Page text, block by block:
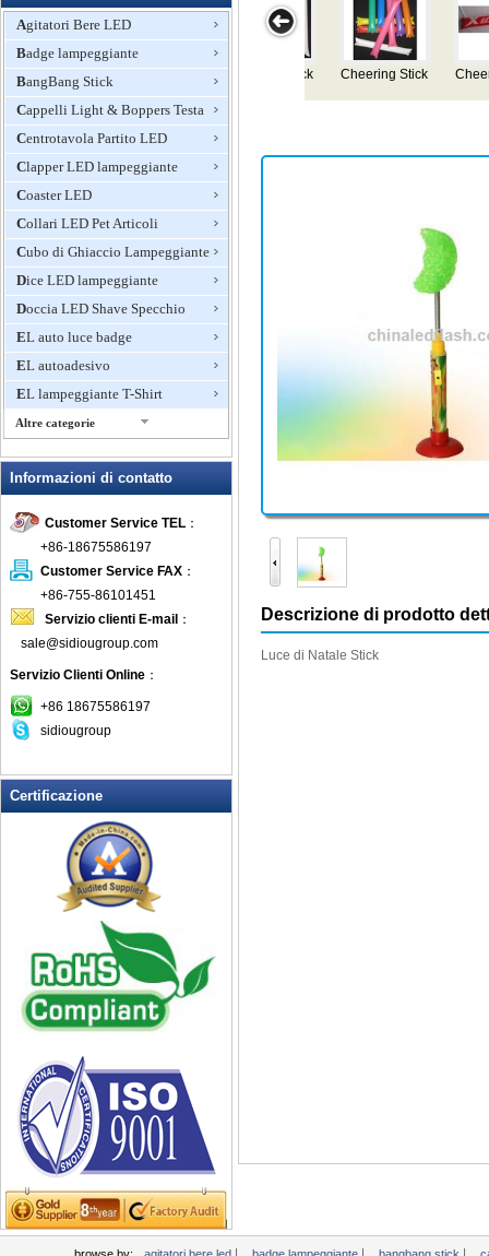
Agitatori Bere LED
Badge lampeggiante
BangBang Stick
Cappelli Light & Boppers Testa
Centrotavola Partito LED
Clapper LED lampeggiante
Coaster LED
Collari LED Pet Articoli
Cubo di Ghiaccio Lampeggiante
Dice LED lampeggiante
Doccia LED Shave Specchio
EL auto luce badge
EL autoadesivo
EL lampeggiante T-Shirt
Altre categorie
Up novità
Glow Bracciali
Glow Sticks
Ice Bucket LED
Lampeggiante Anello
Lampeggiante boccali di birra
Lampeggiante Collana
Lampeggiante doccia rubinetto
Lampeggiante Fan Mini
Lampeggiante Frisbee
Lampeggiante Opener Vino
lampeggiante orologio
Lampeggiante Pin magnetico
Lampeggiante Posacenere
Lampeggiante T-shirt
LED lampeggiante Balls
sole
LED lampeggiante tazza
LED portachiavi Apribottiglie
LED Tea Candle Light
LED Up Coltelli
LED Up Cucchiaio
Light Up Candela
Light Up Forks
Light Up Penne
Light Up Swizzle
Light Up vassoi
Informazioni di contatto
Customer Service TEL ：
+86-18675586197
Customer Service FAX ：
+86-755-86101451
Servizio clienti E-mail ：
sale@sidiougroup.com
Servizio Clienti Online ：
+86 18675586197
sidiougroup
Certificazione
Cheering Stick
Lampeggiante
Stick luce
Descrizione di prodotto
Luce di Natale Stick